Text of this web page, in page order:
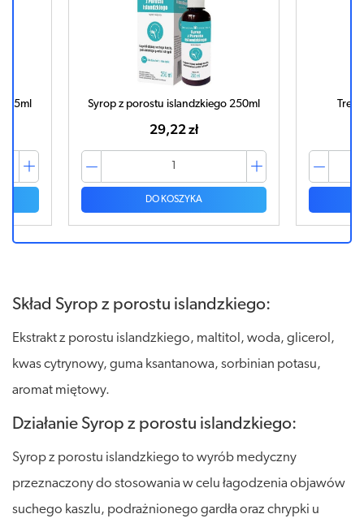
Syrop z porostu islandzkiego 250ml
29,22 zł
DO KOSZYKA
Skład Syrop z porostu islandzkiego:
Ekstrakt z porostu islandzkiego, maltitol, woda, glicerol,
kwas cytrynowy, guma ksantanowa, sorbinian potasu,
aromat miętowy.
Działanie Syrop z porostu islandzkiego:
Syrop z porostu islandzkiego to wyrób medyczny
przeznaczony do stosowania w celu łagodzenia objawów
suchego kaszlu, podrażnionego gardła oraz chrypki u